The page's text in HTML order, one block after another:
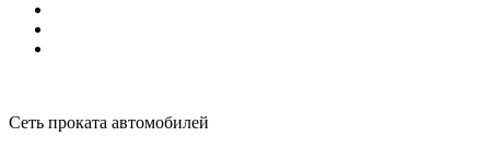
Сеть проката автомобилей